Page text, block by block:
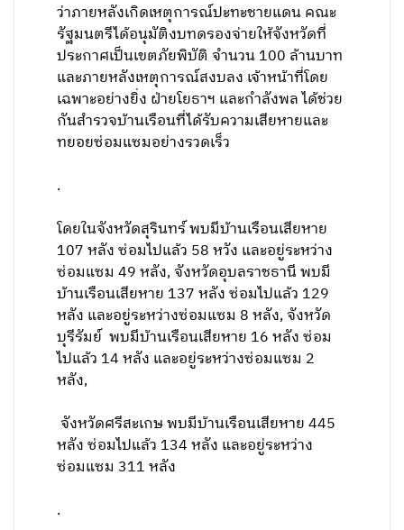
ว่าภายหลังเกิดเหตุการณ์ปะทะชายแดน คณะ
รัฐมนตรีได้อนุมัติงบทดรองจ่ายให้จังหวัดที่
ประกาศเป็นเขตภัยพิบัติ จำนวน 100 ล้านบาท
และภายหลังเหตุการณ์สงบลง เจ้าหน้าที่โดย
เฉพาะอย่างยิ่ง ฝ่ายโยธาฯ และกำลังพล ได้ช่วย
กันสำรวจบ้านเรือนที่ได้รับความเสียหายและ
ทยอยซ่อมแซมอย่างรวดเร็ว
.
โดยในจังหวัดสุรินทร์ พบมีบ้านเรือนเสียหาย
107 หลัง ซ่อมไปแล้ว 58 หวัง และอยู่ระหว่าง
ซ่อมแซม 49 หลัง, จังหวัดอุบลราชธานี พบมี
บ้านเรือนเสียหาย 137 หลัง ซ่อมไปแล้ว 129
หลัง และอยู่ระหว่างซ่อมแซม 8 หลัง, จังหวัด
บุรีรัมย์ พบมีบ้านเรือนเสียหาย 16 หลัง ซ่อม
ไปแล้ว 14 หลัง และอยู่ระหว่างซ่อมแซม 2
หลัง,
จังหวัดศรีสะเกษ พบมีบ้านเรือนเสียหาย 445
หลัง ซ่อมไปแล้ว 134 หลัง และอยู่ระหว่าง
ซ่อมแซม 311 หลัง
.